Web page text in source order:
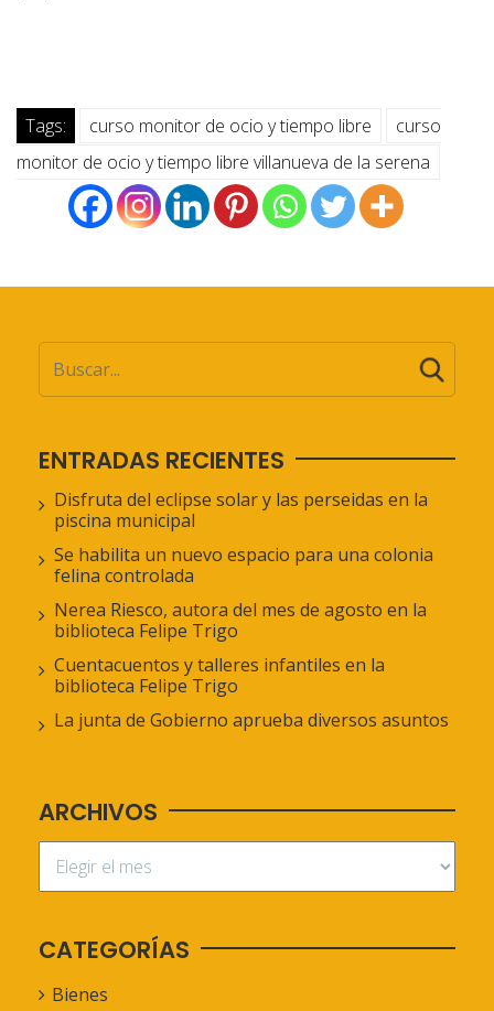
Tags: curso monitor de ocio y tiempo libre
curso
monitor de ocio y tiempo libre villanueva de la serena
ENTRADAS RECIENTES
Disfruta del eclipse solar y las perseidas en la
piscina municipal
Se habilita un nuevo espacio para una colonia
felina controlada
Nerea Riesco, autora del mes de agosto en la
biblioteca Felipe Trigo
Cuentacuentos y talleres infantiles en la
biblioteca Felipe Trigo
La junta de Gobierno aprueba diversos asuntos
ARCHIVOS
CATEGORÍAS
Bienes